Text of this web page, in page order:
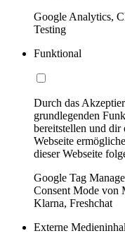
Google Analytics,
Testing
Funktional
Durch das
grundlegenden
bereitstellen und dir
Webseite
dieser Webseite
Google Tag
Consent Mode von
Klarna, Freshchat
Externe